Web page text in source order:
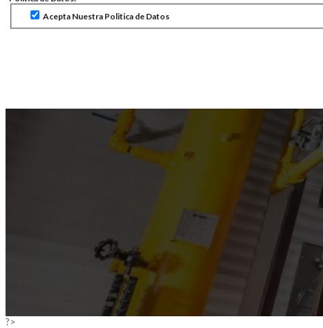
Acepta Nuestra Politica de Datos
?>